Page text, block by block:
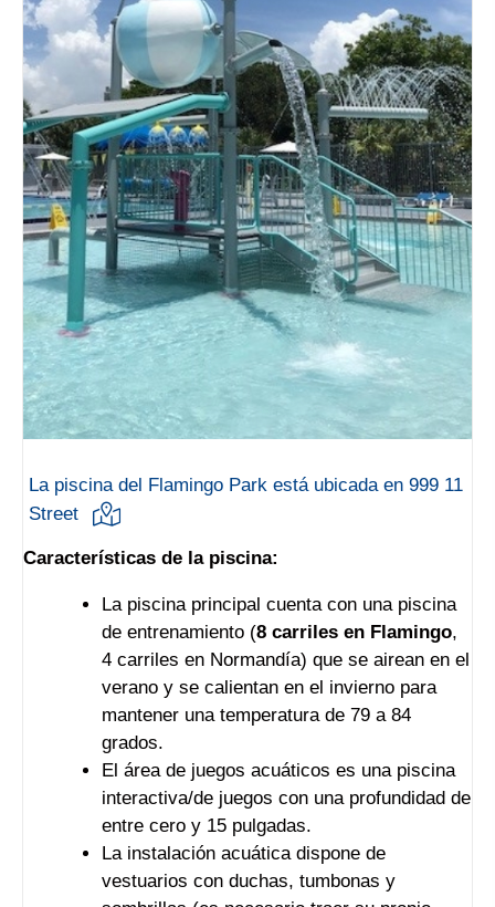
La piscina del Flamingo Park está ubicada en 999 11
Street
Características de la piscina:
La piscina principal cuenta con una piscina
de entrenamiento (8 carriles en Flamingo,
4 carriles en Normandía) que se airean en el
verano y se calientan en el invierno para
mantener una temperatura de 79 a 84
grados.
El área de juegos acuáticos es una piscina
interactiva/de juegos con una profundidad de
entre cero y 15 pulgadas.
La instalación acuática dispone de
vestuarios con duchas, tumbonas y